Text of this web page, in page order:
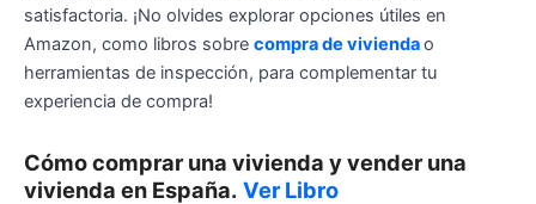
satisfactoria. ¡No olvides explorar opciones útiles en
Amazon, como libros sobre compra de viviendao
herramientas de inspección, para complementar tu
experiencia de compra!
Cómo comprar una vivienda y vender una
vivienda en España. Ver Libro